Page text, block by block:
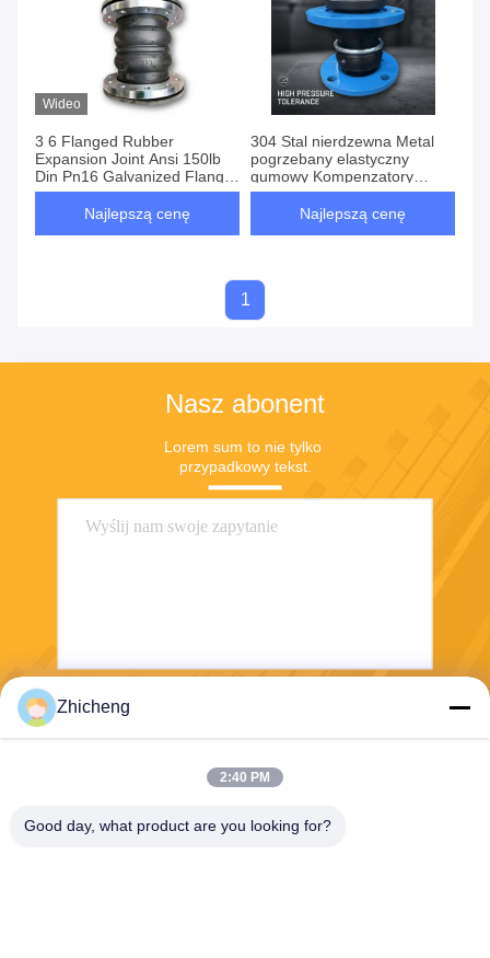
Wideo
3 6 Flanged Rubber
Expansion Joint Ansi 150lb
Din Pn16 Galvanized Flange
Full Face Seal
Najlepszą cenę
304 Stal nierdzewna Metal
pogrzebany elastyczny
gumowy Kompenzatory
złącza rozszerzającego Ss
Media wodneNajlepszą cenę
1
Nasz abonent
Lorem sum to nie tylko
przypadkowy tekst.
Zhicheng
2:40 PM
Good day, what product are you looking for?